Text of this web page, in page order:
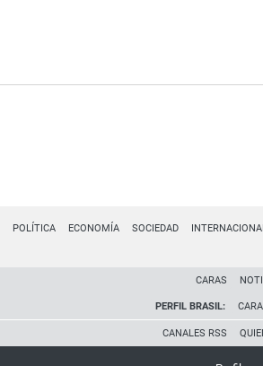
POLÍTICA ECONOMÍA SOCIEDAD
CARAS
PERFIL BRASIL:
CANALES RSS